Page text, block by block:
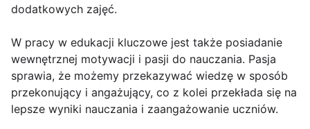
dodatkowych zajęć.
W pracy w edukacji kluczowe jest także posiadanie
wewnętrznej motywacji i pasji do nauczania. Pasja
sprawia, że możemy przekazywać wiedzę w sposób
przekonujący i angażujący, co z kolei przekłada się na
lepsze wyniki nauczania i zaangażowanie uczniów.